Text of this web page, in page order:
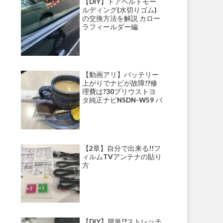
ルディング(水切りゴム)
の交換方法を解説 カロー
ラフィールダー編
【動画アリ】バッテリー
上がりでナビが故障!?修
理費は?30プリウストヨ
タ純正ナビNSDN-W59 パ
【2章】自分で出来る!!フ
ィルムTVアンテナの貼り
方